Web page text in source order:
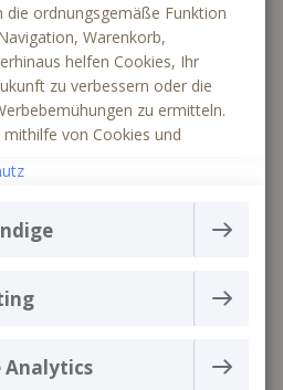
die ordnungsgemäße Funktion
Warenkorb,
helfen Cookies, Ihr
zu verbessern oder die
zu ermitteln.
von Cookies und
ohne notwendige Cookies nicht
Sie gewährleisten einen
Betrieb der Website und
werden
Mehr Informationen
werden verwendet, um die
auf der Website zu verfolgen
Analytics